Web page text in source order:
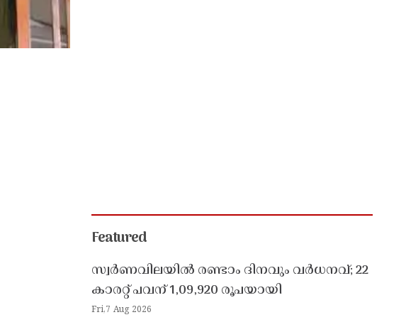
Featured
സ്വർണവിലയിൽ രണ്ടാം ദിനവും വർധനവ്; 22
കാരറ്റ് പവന് 1,09,920 രൂപയായി
Fri,7 Aug 2026